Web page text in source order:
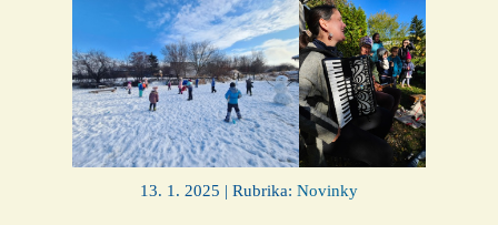
13. 1. 2025 | Rubrika: Novinky